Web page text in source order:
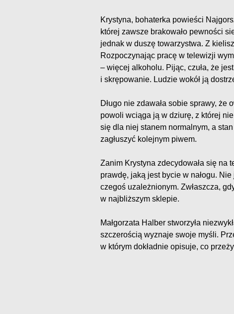
Krystyna, bohaterka powieści
której zawsze brakowało pewności
jednak w duszę towarzystwa. Z
Rozpoczynając pracę w telewizji
– więcej alkoholu. Pijąc, czuła, że
i skrępowanie. Ludzie wokół ją
Długo nie zdawała sobie sprawy,
powoli wciąga ją w dziurę, z której
się dla niej stanem normalnym, a
zagłuszyć kolejnym piwem.
Zanim Krystyna zdecydowała się na
prawdę, jaką jest bycie w nałogu.
czegoś uzależnionym. Zwłaszcza,
w najbliższym sklepie.
Małgorzata Halber stworzyła
szczerością wyznaje swoje myśli.
w którym dokładnie opisuje, co